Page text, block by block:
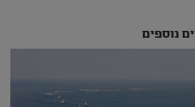
נוספים